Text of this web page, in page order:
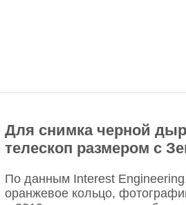
Для снимка черной
телескоп размером с
По данным Interest
оранжевое кольцо,